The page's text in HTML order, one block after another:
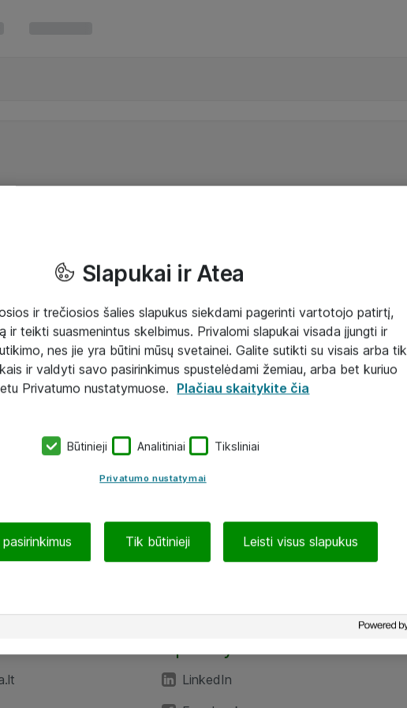
LinkedIn
Slapukai ir Atea
ir trečiosios šalies slapukus siekdami pagerinti vartotojo patirtį,
ir teikti suasmenintus skelbimus. Privalomi slapukai visada įjungti ir
nes jie yra būtini mūsų svetainei. Galite sutikti su visais arba tik
ir valdyti savo pasirinkimus spustelėdami žemiau, arba bet kuriuo
Privatumo nustatymuose.
Plačiau skaitykite čia
Būtinieji Analitiniai Tiksliniai
Privatumo nustatymai
Tik būtinieji Leisti visus slapukus